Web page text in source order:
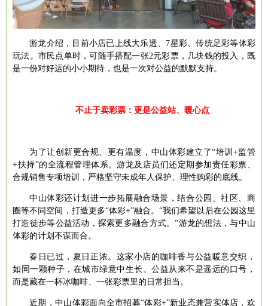
游龙介绍，目前小店已上线大乐透、 7星彩、传统足彩等体彩
玩法。市民点单时，可随手搭配一张2元彩票，几块钱的投入，既
是一份对好运的小小期待，也是一次对公益的默默支持。
不止于卖彩票：更是公益站、暖心点
为了让创新更合规、更有温度，中山体彩建立了“培训+监管
+扶持”的全流程管理体系。游龙及店员们还定期参加责任彩票、
合规销售专项培训，严格坚守未成年人保护、理性购彩的底线。
中山体彩还计划进一步拓展融合场景，结合公园、社区、商
圈等不同空间，打造更多“体彩+”融合。“我们希望以后在公园这里
打造徒步等公益活动，探索更多融合方式。”游龙的想法，与中山
体彩的计划不谋而合。
春日已过，夏日正浓。这家小店的咖啡香与公益暖意交织，
如同一颗种子，在城市绿意中生长。公益从来不是遥远的口号，
而是藏在一杯冰咖啡、一张彩票里的日常担当。
近期，中山体彩面向全市招募“体彩+”新业态兼营实体店，欢